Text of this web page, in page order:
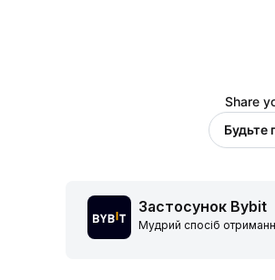
Share
Застосунок Bybit
Мудрий спосіб